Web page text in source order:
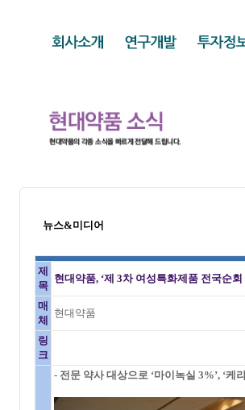
뉴스&미디어
제
목
현대약품, ‘제 3차 여성특화제품 전국순회
매
체
현대약품
링
크
- 전문 약사 대상으로 ‘마이녹실 3%’, ‘케